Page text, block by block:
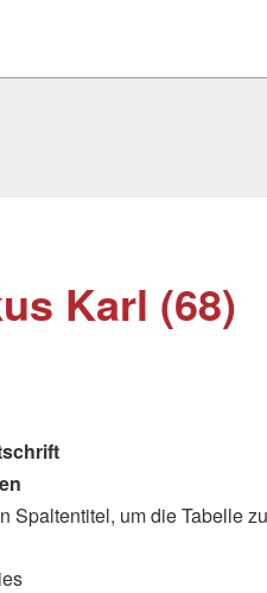
Karl (68)
Spaltentitel, um die Tabelle